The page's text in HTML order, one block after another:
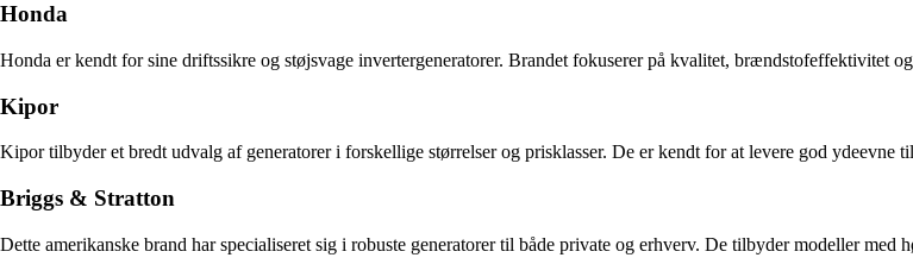
Honda
Honda er kendt for sine driftssikre og støjsvage invertergeneratorer. Brandet fokuserer på kvalitet, brændstofeffektivitet
Kipor
Kipor tilbyder et bredt udvalg af generatorer i forskellige størrelser og prisklasser. De er kendt for at levere god
Briggs & Stratton
Dette amerikanske brand har specialiseret sig i robuste generatorer til både private og erhverv. De tilbyder modeller